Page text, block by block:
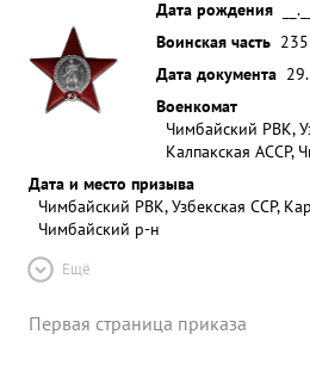
Дата рождения
Воинская часть
Дата документа
Военкомат
Чимбайский РВК,
Калпакская АССР,
Дата и место призыва
Чимбайский РВК, Узбекская ССР,
Чимбайский р-н
Ещё
Первая страница приказа